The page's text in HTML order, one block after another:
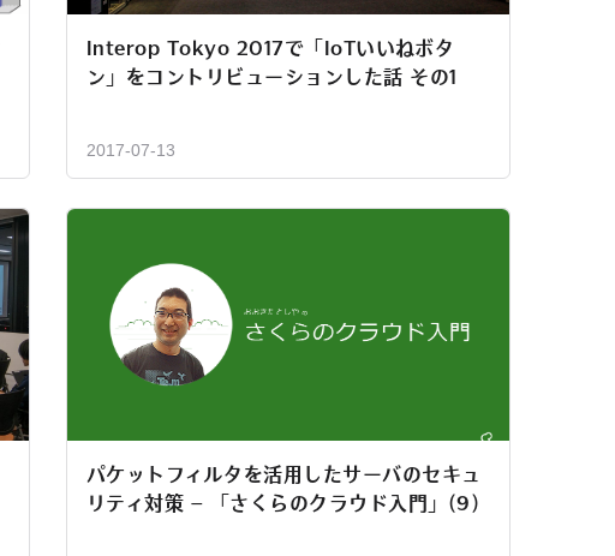
Interop Tokyo 2017で「IoTいいねボタ
ン」をコントリビューションした話 その1
2017-07-13
パケットフィルタを活用したサーバのセキュ
リティ対策 – 「さくらのクラウド入門」(9)